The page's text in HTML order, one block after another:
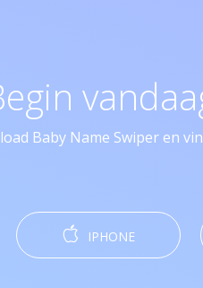
Baby Name Swiper en
IPHONE